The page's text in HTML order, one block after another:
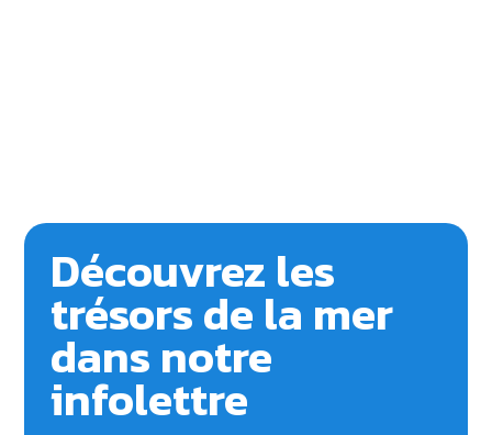
Découvrez les
trésors de la mer
dans notre
infolettre